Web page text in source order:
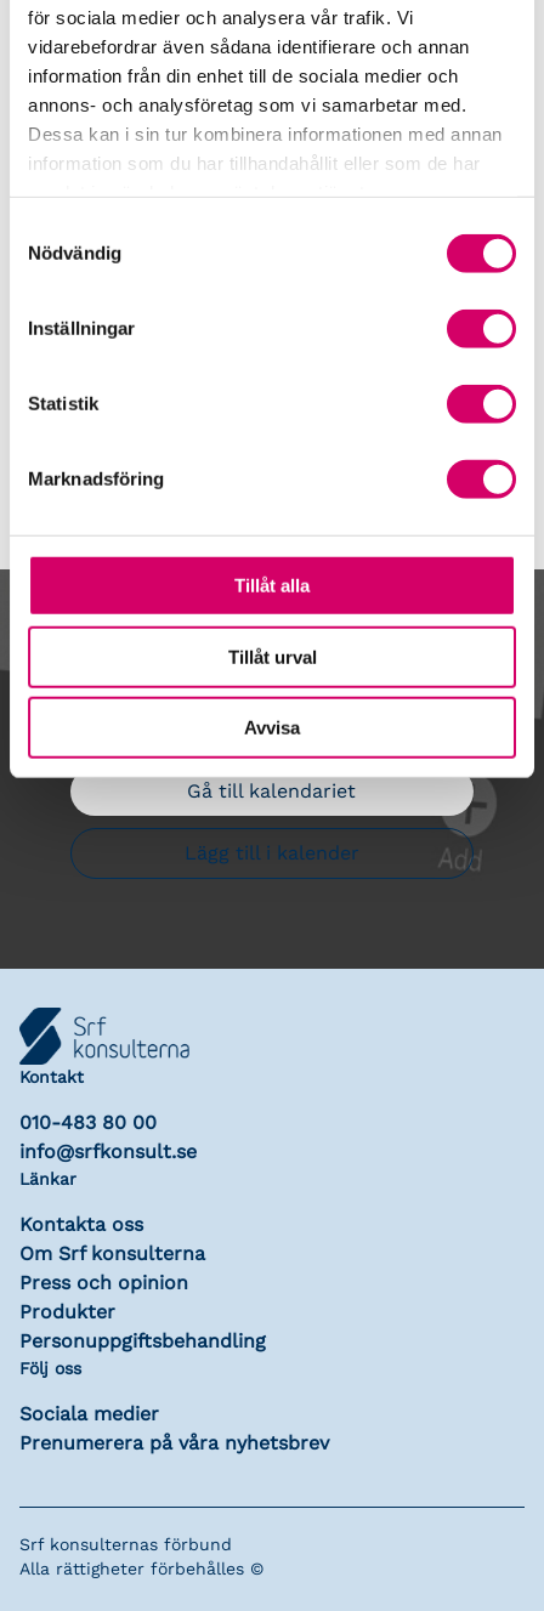
för sociala medier och analysera vår trafik. Vi
vidarebefordrar även sådana identifierare och annan
information från din enhet till de sociala medier och
annons- och analysföretag som vi samarbetar med.
Dessa kan i sin tur kombinera informationen med annan
information som du har tillhandahållit eller som de har
Nödvändig
Inställningar
Statistik
Marknadsföring
Tillåt alla
Tillåt urval
Avvisa
Srf Fokusrapport 2024 – insikter för hållbart
företagande
Våra nyhetskanaler
Tidningen Konsulten
Öppet brev till Myndigheten för yrkeshögskolan
Framtidsutsikter i lönebranschen
Kalendarium
Gå till kalendariet
Lägg till i kalender
Kontakt
010-483 80 00
info@srfkonsult.se
Länkar
Kontakta oss
Om Srf konsulterna
Press och opinion
Produkter
Personuppgiftsbehandling
Följ oss
Sociala medier
Prenumerera på våra nyhetsbrev
Srf konsulternas förbund
Alla rättigheter förbehålles ©